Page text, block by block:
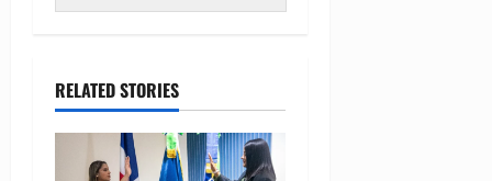
RELATED STORIES